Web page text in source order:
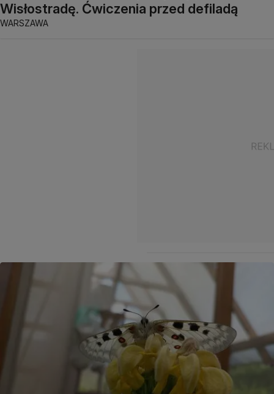
Wisłostradę. Ćwiczenia przed defiladą
WARSZAWA